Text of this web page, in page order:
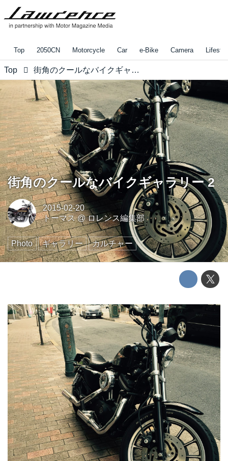
Top 2050CN Motorcycle Car e-Bike Camera
Top 街角のクールなバイクギャラリー 2
街角のクールなバイクギャラリー 2
2015-02-20
トーマス@ロレンス編集部
Photo ギャラリー カルチャー